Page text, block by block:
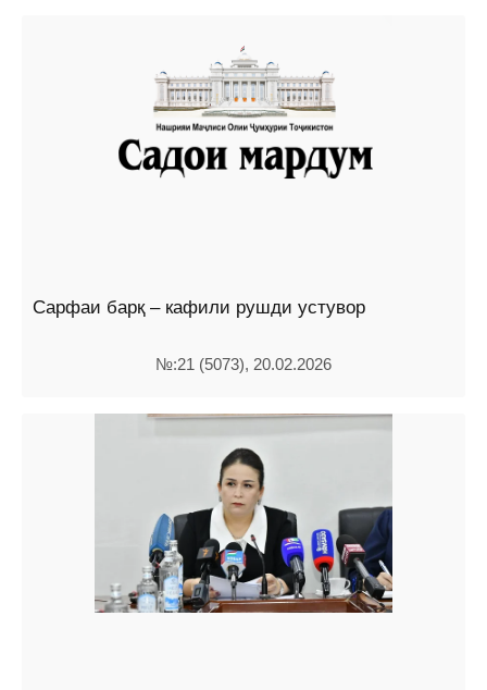
Сарфаи барқ – кафили рушди устувор
№:21 (5073), 20.02.2026